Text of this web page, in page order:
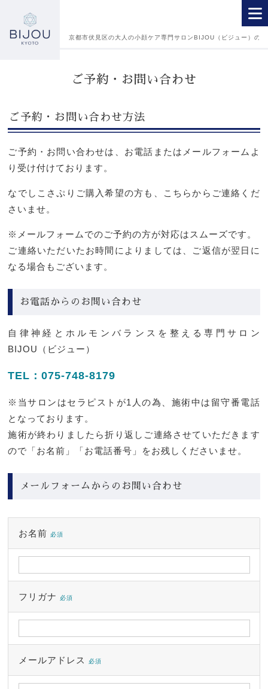
京都市伏見区の大人の小顔ケア専門サロンBIJOU（ビジュー）の
セラピストプロフィール
アクセス・地図【駐車場あり】
店内の様子
取扱コスメのご紹介
マイナス10歳！シミや肝斑をクリアに透
ご予約・お問い合わせ
ご予約・お問い合わせ方法
ご予約・お問い合わせは、お電話またはメールフォームよ
り受け付けております。
なでしこさぷりご購入希望の方も、こちらからご連絡くだ
さいませ。
※メールフォームでのご予約の方が対応はスムーズです。
ご連絡いただいたお時間によりましては、ご返信が翌日に
なる場合もございます。
お電話からのお問い合わせ
自律神経とホルモンバランスを整える専門サロン
BIJOU（ビジュー）
TEL：075-748-8179
※当サロンはセラピストが1人の為、施術中は留守番電話
となっております。
施術が終わりましたら折り返しご連絡させていただきます
ので「お名前」「お電話番号」をお残しくださいませ。
メールフォームからのお問い合わせ
お名前 必須
フリガナ 必須
メールアドレス 必須